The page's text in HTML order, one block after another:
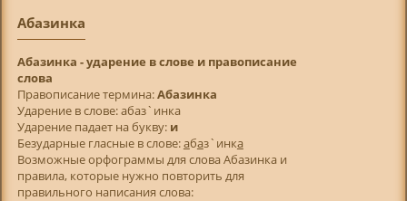
Абазинка
Абазинка - ударение в слове и правописание
слова
Правописание термина:Абазинка
Ударение в слове: абаз`инка
Ударение падает на букву: и
Безударные гласные в слове:абаз`инка
Возможные орфограммы для слова Абазинка и
правила, которые нужно повторить для
правильного написания слова: